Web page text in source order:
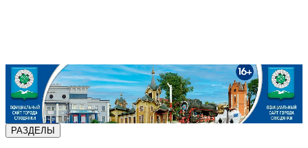
РАЗДЕЛЫ